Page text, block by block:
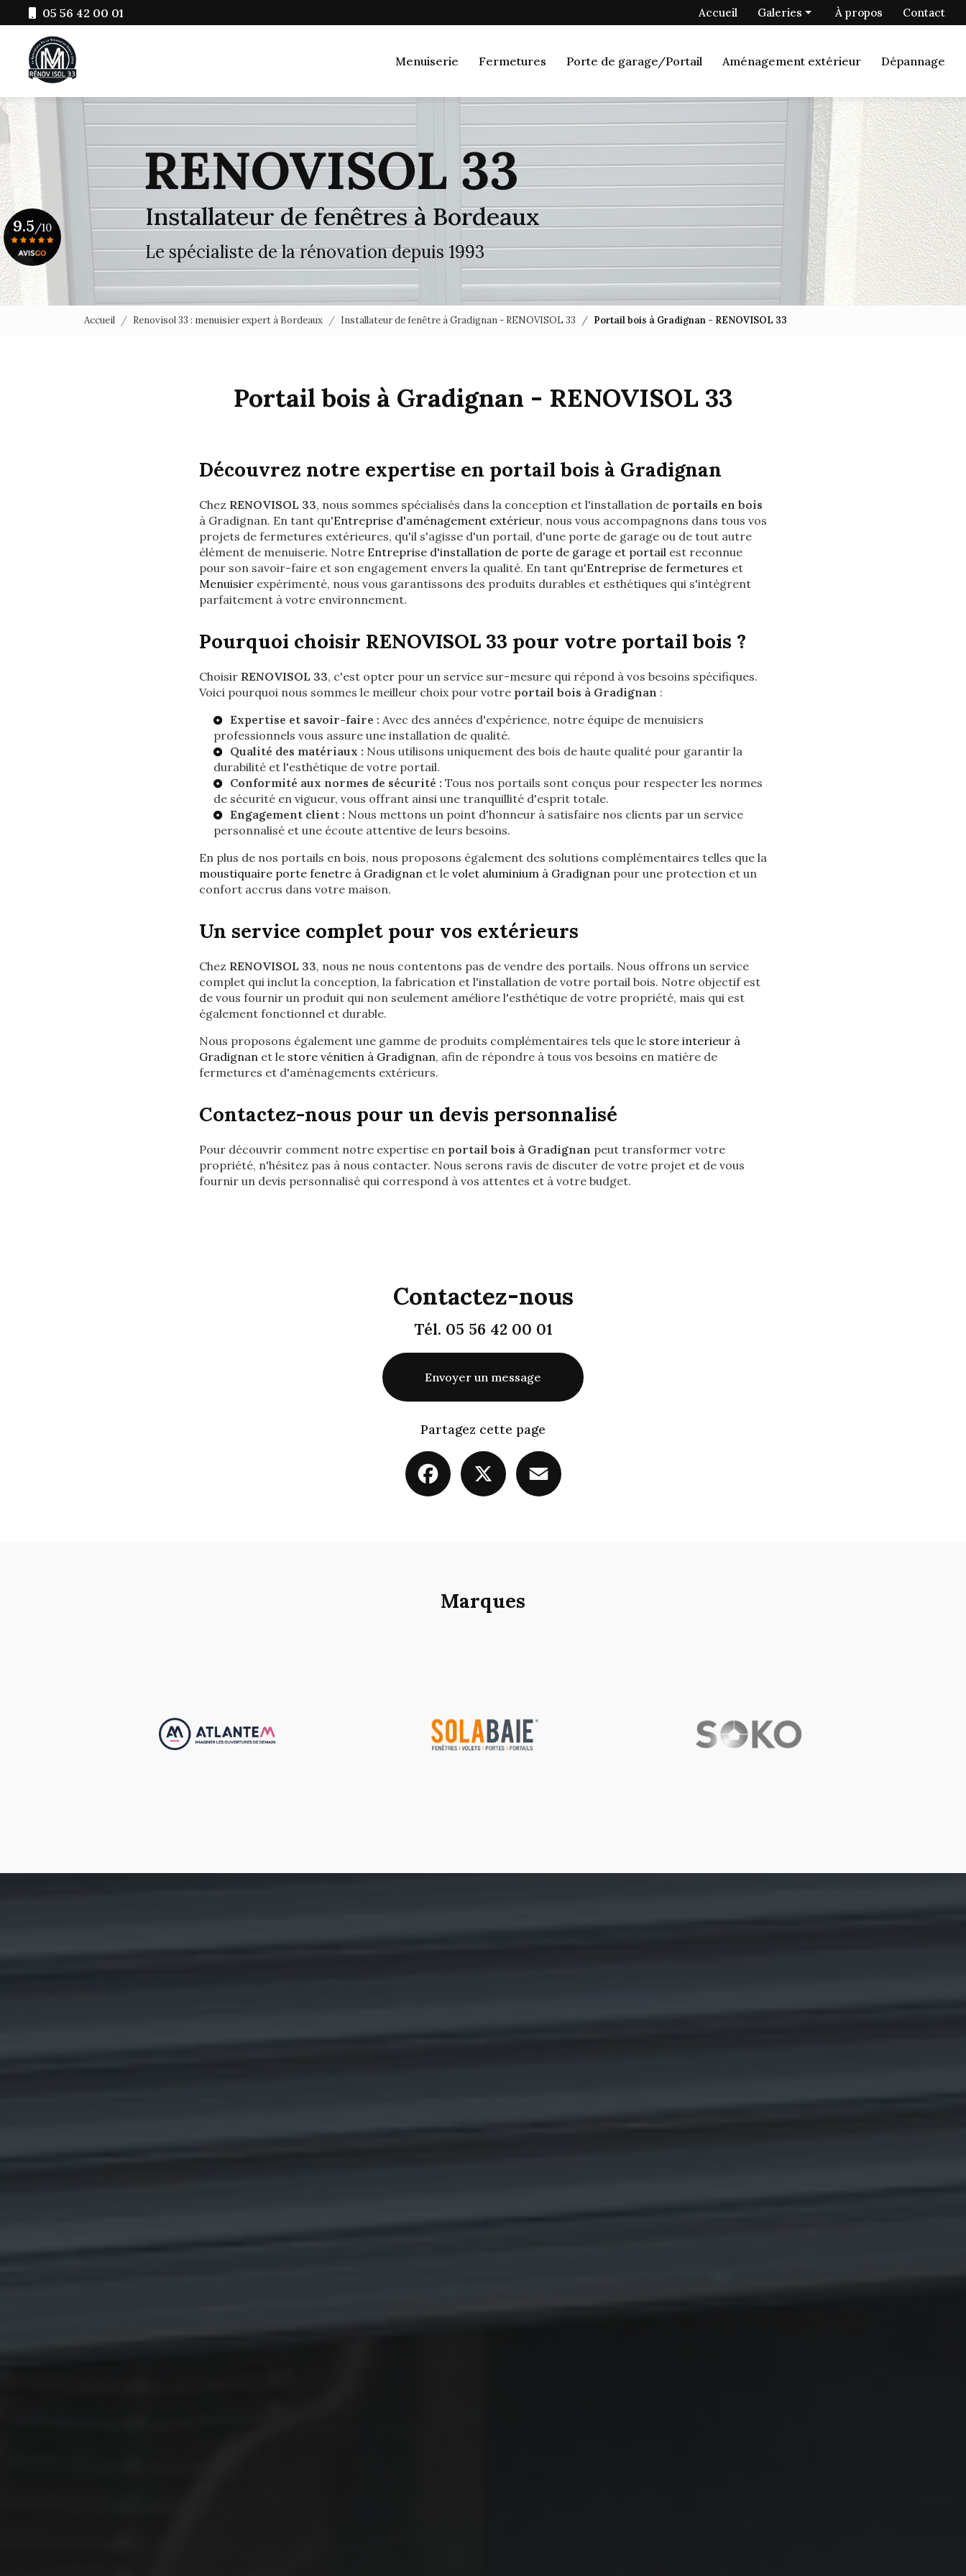
au
contenu
principal
05 56 42 00 01 Navigation secondaireAccueil
Galeries
Fermetures
Aménagement extérieur
À propos Contact
Menuiserie
Fermetures Porte de garage/Portail Aménagement extérieur Dépannage
Installateur de fenêtres à Bordeaux
Le spécialiste de la rénovation depuis 1993
9.5/10
Voir le certificat
Accueil Renovisol 33 : menuisier expert à Bordeaux Installateur de fenêtre à Gradignan - RENOVISOL 33 Portail bois à Gradignan - RENOVISOL 33
Portail bois à Gradignan - RENOVISOL 33
Découvrez notre expertise en portail bois à Gradignan
Chez RENOVISOL 33, nous sommes spécialisés dans la conception et l'installation de portails en bois
à Gradignan. En tant qu'Entreprise d'aménagement extérieur, nous vous accompagnons dans tous vos
projets de fermetures extérieures, qu'il s'agisse d'un portail, d'une porte de garage ou de tout autre
élément de menuiserie. Notre Entreprise d'installation de porte de garage et portail est reconnue
pour son savoir-faire et son engagement envers la qualité. En tant qu'Entreprise de fermetures et
Menuisier expérimenté, nous vous garantissons des produits durables et esthétiques qui s'intègrent
parfaitement à votre environnement.
Pourquoi choisir RENOVISOL 33 pour votre portail bois ?
Choisir RENOVISOL 33, c'est opter pour un service sur-mesure qui répond à vos besoins spécifiques.
Voici pourquoi nous sommes le meilleur choix pour votre portail bois à Gradignan :
Expertise et savoir-faire : Avec des années d'expérience, notre équipe de menuisiers
professionnels vous assure une installation de qualité.
Qualité des matériaux : Nous utilisons uniquement des bois de haute qualité pour garantir la
durabilité et l'esthétique de votre portail.
Conformité aux normes de sécurité : Tous nos portails sont conçus pour respecter les normes
de sécurité en vigueur, vous offrant ainsi une tranquillité d'esprit totale.
Engagement client : Nous mettons un point d'honneur à satisfaire nos clients par un service
personnalisé et une écoute attentive de leurs besoins.
En plus de nos portails en bois, nous proposons également des solutions complémentaires telles que la
moustiquaire porte fenetre à Gradignan et le volet aluminium à Gradignan pour une protection et un
confort accrus dans votre maison.
Un service complet pour vos extérieurs
Chez RENOVISOL 33, nous ne nous contentons pas de vendre des portails. Nous offrons un service
complet qui inclut la conception, la fabrication et l'installation de votre portail bois. Notre objectif est
de vous fournir un produit qui non seulement améliore l'esthétique de votre propriété, mais qui est
également fonctionnel et durable.
Nous proposons également une gamme de produits complémentaires tels que le store interieur à
Gradignan et le store vénitien à Gradignan, afin de répondre à tous vos besoins en matière de
fermetures et d'aménagements extérieurs.
Contactez-nous pour un devis personnalisé
Pour découvrir comment notre expertise en portail bois à Gradignan peut transformer votre
propriété, n'hésitez pas à nous contacter. Nous serons ravis de discuter de votre projet et de vous
fournir un devis personnalisé qui correspond à vos attentes et à votre budget.
Contactez-nous
Tél. 05 56 42 00 01
Envoyer un message
Partagez cette page
Facebook
Marques